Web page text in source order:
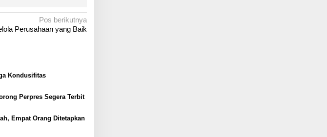
Pos berikutnya
Perusahaan yang Baik
Kondusifitas
Perpres Segera Terbit
Empat Orang Ditetapkan